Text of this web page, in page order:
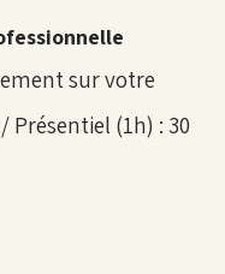
sur votre
Présentiel (1h) : 30